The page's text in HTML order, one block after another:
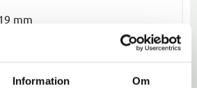
Information Om
mm